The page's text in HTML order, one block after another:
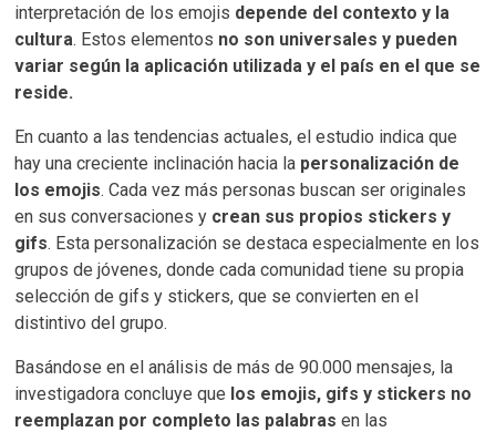
interpretación de los emojis depende del contexto y la
cultura. Estos elementos no son universales y pueden
variar según la aplicación utilizada y el país en el que se
reside.
En cuanto a las tendencias actuales, el estudio indica que
hay una creciente inclinación hacia la personalización de
los emojis. Cada vez más personas buscan ser originales
en sus conversaciones y crean sus propios stickers y
gifs. Esta personalización se destaca especialmente en los
grupos de jóvenes, donde cada comunidad tiene su propia
selección de gifs y stickers, que se convierten en el
distintivo del grupo.
Basándose en el análisis de más de 90.000 mensajes, la
investigadora concluye que los emojis, gifs y stickers no
reemplazan por completo las palabrasen las